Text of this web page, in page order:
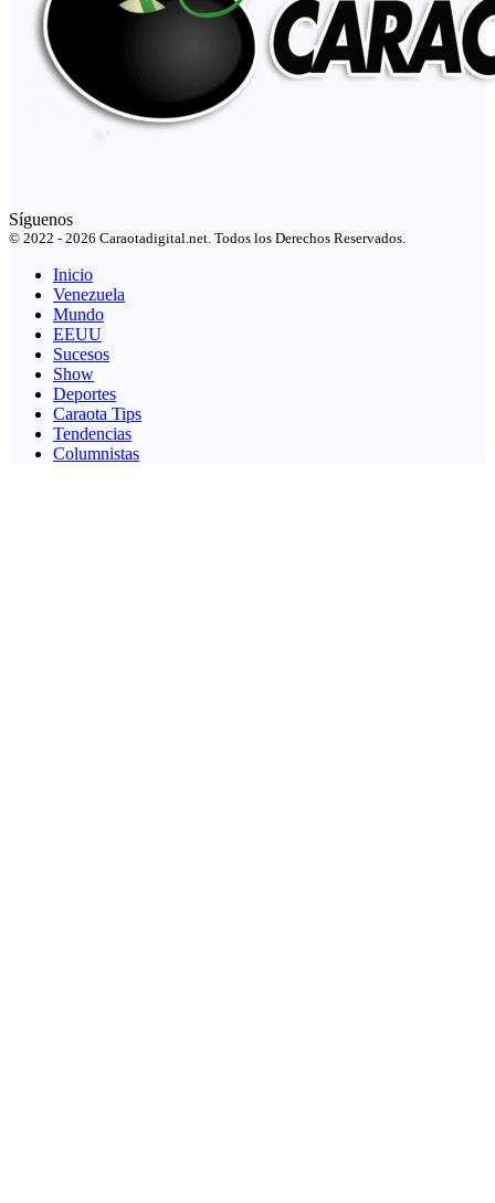
Síguenos
© 2022 - 2026 Caraotadigital.net. Todos los Derechos Reservados.
Inicio
Venezuela
Mundo
EEUU
Sucesos
Show
Deportes
Caraota Tips
Tendencias
Columnistas